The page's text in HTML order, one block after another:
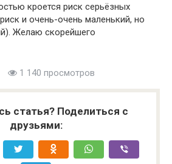
кроется риск серьёзных
и очень-очень маленький, но
Желаю скорейшего
1 140 просмотров
статья? Поделиться с
друзьями: